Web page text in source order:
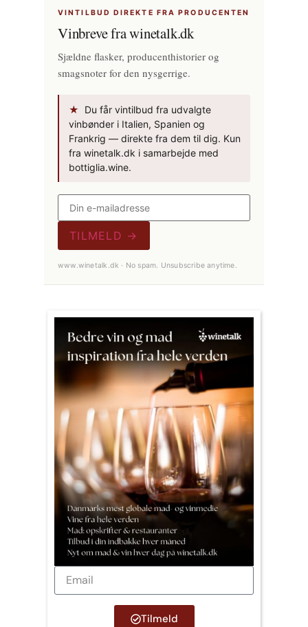
VINTILBUD DIREKTE FRA PRODUCENTEN
Vinbreve fra winetalk.dk
Sjældne flasker, producenthistorier og
smagsnoter for den nysgerrige.
★
Du får vintilbud fra udvalgte
vinbønder i Italien, Spanien og
Frankrig — direkte fra dem til dig. Kun
fra winetalk.dk i samarbejde med
bottiglia.wine.
TILMELD →
www.winetalk.dk · No spam. Unsubscribe anytime.
Tilmeld